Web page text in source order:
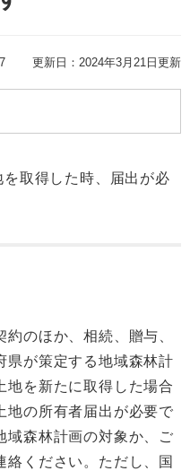
更新日：2024年3月21日更新
取得した時、届出が必
のほか、相続、贈与、
県が策定する地域森林計
地を新たに取得した場合
地の所有者届出が必要で
域森林計画の対象か、ご
ください。ただし、国